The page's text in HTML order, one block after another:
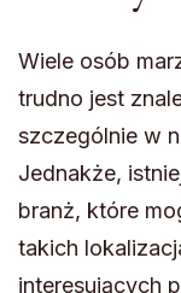
Wiele osób
trudno jest
szczególnie w
Jednakże,
branż, które
takich
interesujących